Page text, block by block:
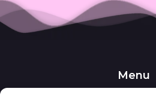
Menu
••• Accueil